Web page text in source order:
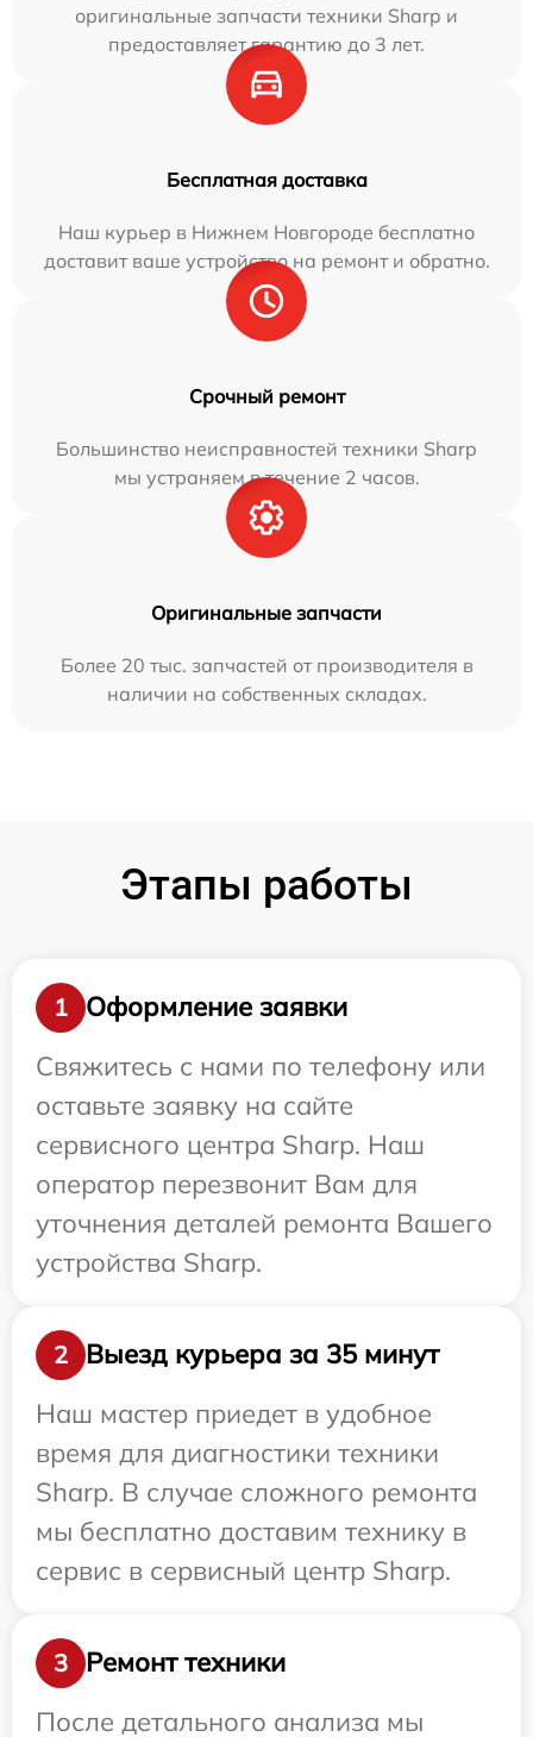
оригинальные запчасти техники Sharp и
предоставляет гарантию до 3 лет.
Бесплатная доставка
Наш курьер в Нижнем Новгороде бесплатно
доставит ваше устройство на ремонт и обратно.
Срочный ремонт
Большинство неисправностей техники Sharp
мы устраняем в течение 2 часов.
Оригинальные запчасти
Более 20 тыс. запчастей от производителя в
наличии на собственных складах.
Этапы работы
1
Оформление заявки
Свяжитесь с нами по телефону или
оставьте заявку на сайте
сервисного центра Sharp. Наш
оператор перезвонит Вам для
уточнения деталей ремонта Вашего
устройства Sharp.
2
Выезд курьера за 35 минут
Наш мастер приедет в удобное
время для диагностики техники
Sharp. В случае сложного ремонта
мы бесплатно доставим технику в
сервис в сервисный центр Sharp.
3
Ремонт техники
После детального анализа мы